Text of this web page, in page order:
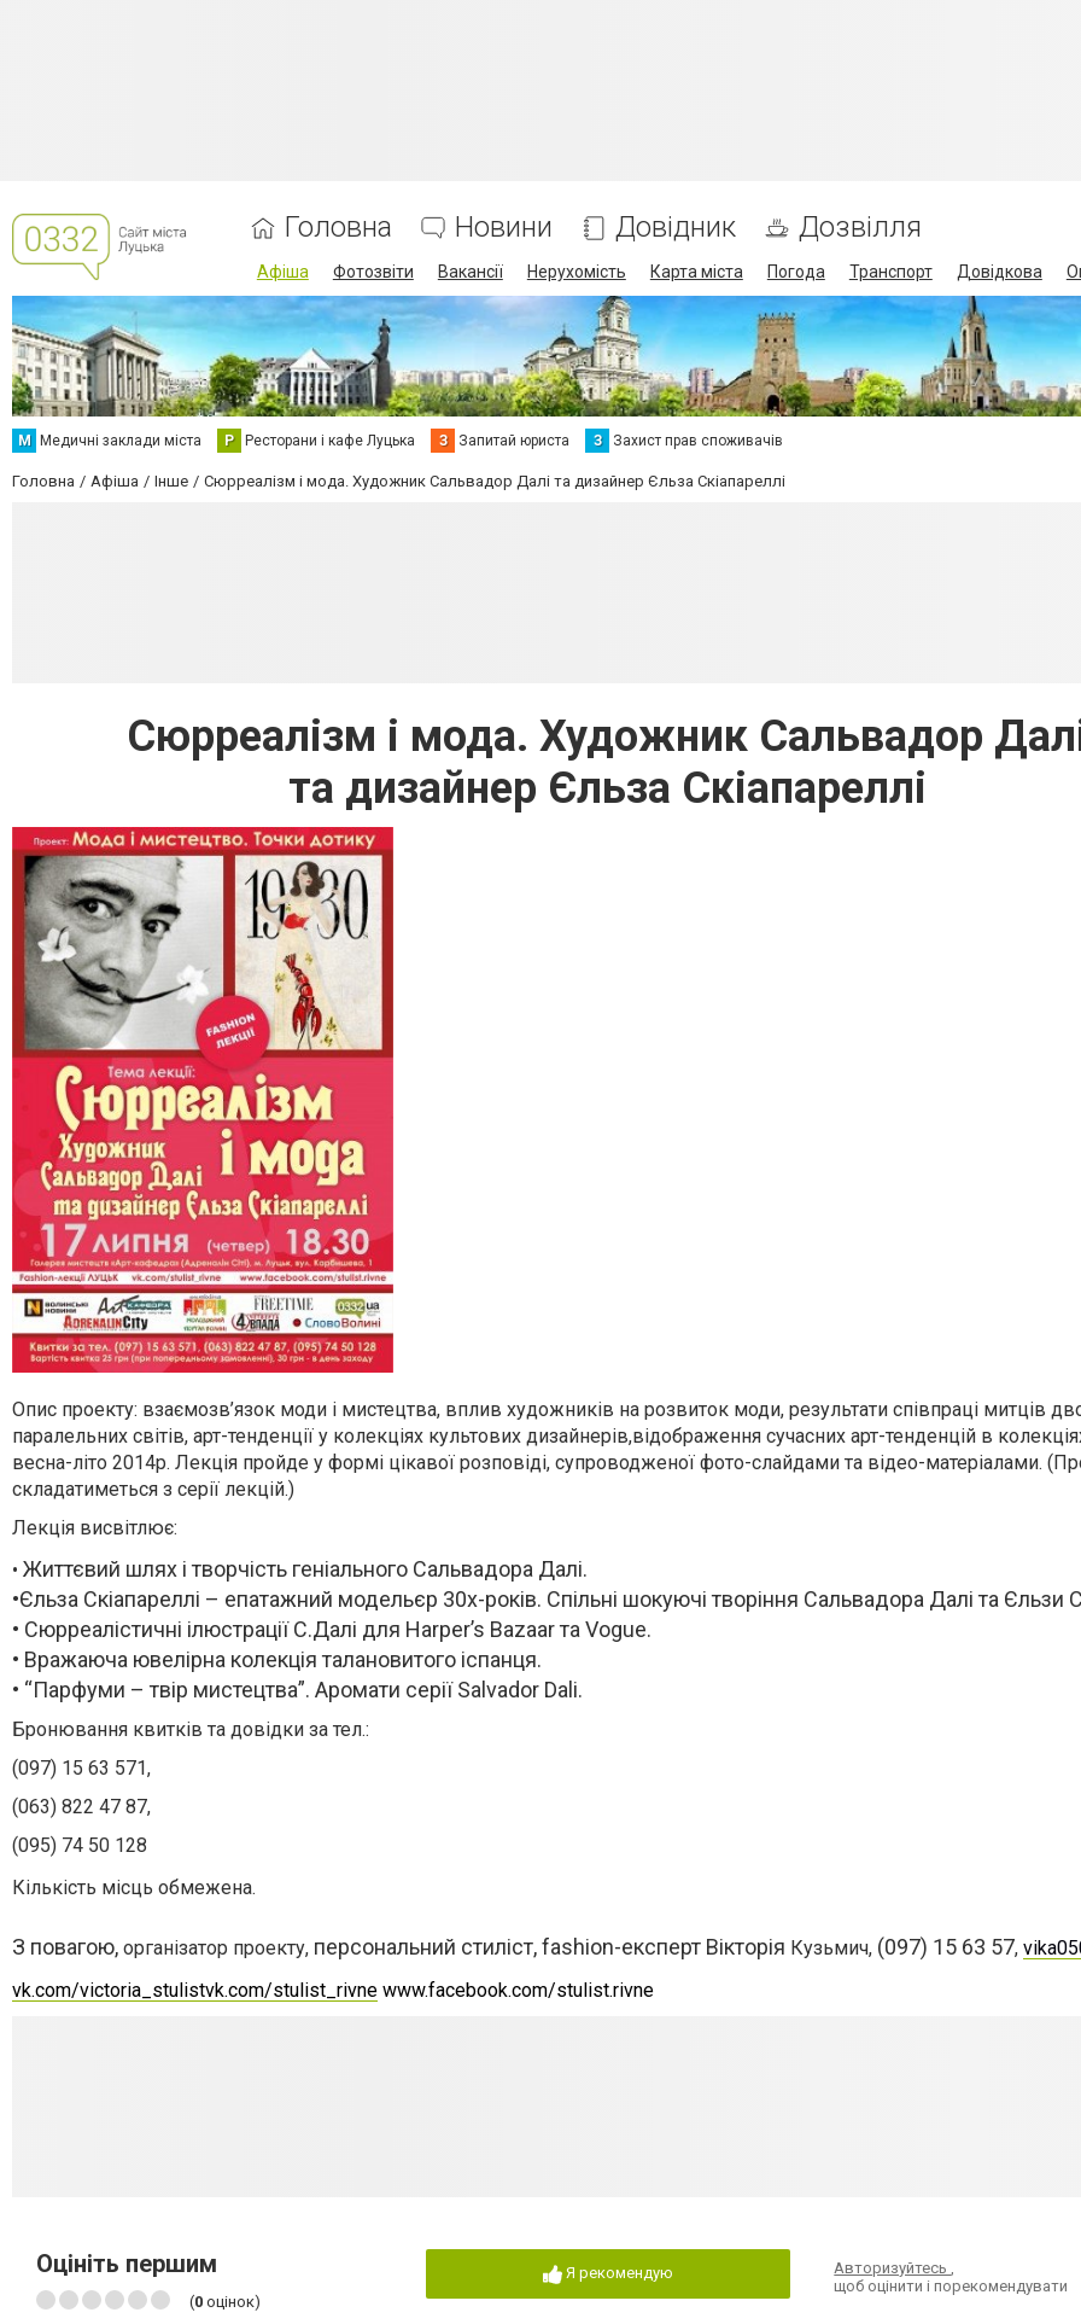
Головна Новини Довідник Дозвілля
Афіша Фотозвіти Вакансії Нерухомість Карта міста Погода Транспорт Довідкова
М Медичні заклади міста Р Ресторани і кафе Луцька З Запитай юриста З Захист прав споживачів
Головна Афіша Інше Сюрреалізм і мода. Художник Сальвадор Далі та дизайнер Єльза Скіапареллі
Сюрреалізм і мода. Художник Сальвадор
та дизайнер Єльза Скіапареллі
Опис проекту: взаємозв’язок моди і мистецтва, вплив художників на розвиток моди, результати співпраці митців
паралельних світів, арт-тенденції у колекціях культових дизайнерів,відображення сучасних арт-тенденцій в
весна-літо 2014р. Лекція пройде у формі цікавої розповіді, супроводженої фото-слайдами та відео-матеріалами.
складатиметься з серії лекцій.)
Лекція висвітлює:
• Життєвий шлях і творчість геніального Сальвадора Далі.
•Єльза Скіапареллі – епатажний модельєр 30х-років. Спільні шокуючі творіння Сальвадора Далі та Єльзи
• Сюрреалістичні ілюстрації С.Далі для Harper’s Bazaar та Vogue.
• Вражаюча ювелірна колекція талановитого іспанця.
• “Парфуми – твір мистецтва”. Аромати серії Salvador Dali.
Бронювання квитків та довідки за тел.:
(097) 15 63 571,
(063) 822 47 87,
(095) 74 50 128
Кількість місць обмежена.
З повагою, організатор проекту, персональний стиліст, fashion-експерт Вікторія Кузьмич, (097) 15 63 57, vika
vk.com/victoria_stulistvk.com/stulist rivne www.facebook.com/stulist.rivne
Оцініть першим
(0 оцінок)
Я рекомендую Авторизуйтесь,
щоб оцінити і порекомендувати